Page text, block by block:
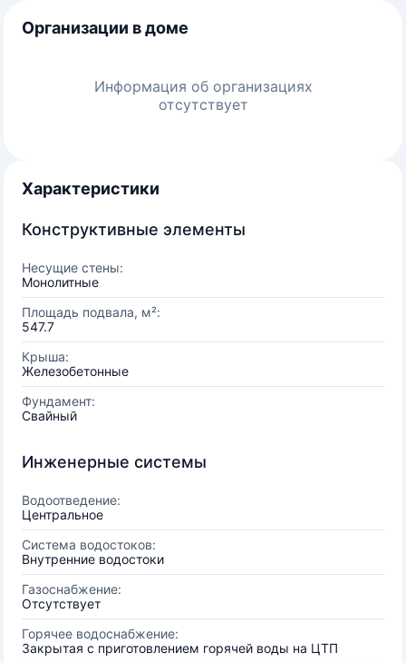
Организации в доме
Информация об организациях
отсутствует
Характеристики
Конструктивные элементы
Несущие стены:
Монолитные
Площадь подвала, м²:
547.7
Крыша:
Железобетонные
Фундамент:
Свайный
Инженерные системы
Водоотведение:
Центральное
Система водостоков:
Внутренние водостоки
Газоснабжение:
Отсутствует
Горячее водоснабжение:
Закрытая с приготовлением горячей воды на ЦТП